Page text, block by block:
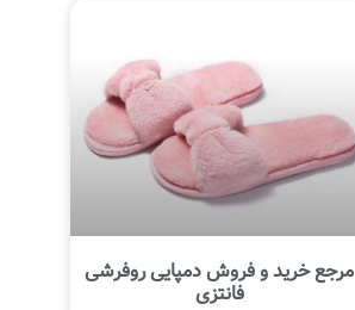
مرجع خرید و فروش دمپایی روفرشی
فانتزی